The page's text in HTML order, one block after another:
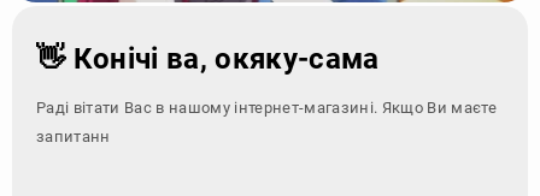
👋 Конічі ва, окяку-сама
Раді вітати Вас в нашому інтернет-магазині. Якщо Ви маєте
запитання - зверніт